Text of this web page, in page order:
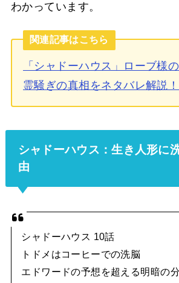
わかっています。
関連記事はこちら
「シャドーハウス」ローブ様
霊騒ぎの真相をネタバレ解説！
シャドーハウス：生き人形に
由
シャドーハウス 10話
トドメはコーヒーでの洗脳
エドワードの予想を超える明暗の